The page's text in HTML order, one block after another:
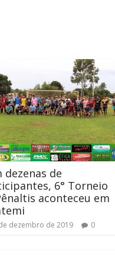
dezenas de
6° Torneio
aconteceu em
dezembro de 2019 0